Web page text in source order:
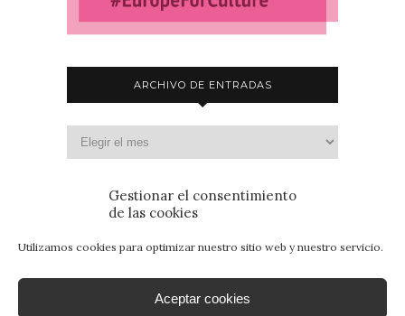
Gestionar el consentimiento
de las cookies
Utilizamos cookies para optimizar nuestro sitio web y nuestro servicio.
Aceptar cookies
ARCHIVO DE ENTRADAS